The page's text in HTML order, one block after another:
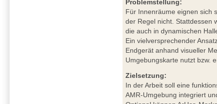
Problemstellung:
Für Innenräume eignen sich
der Regel nicht. Stattdessen
die auch in dynamischen
Ein vielversprechender
Endgerät anhand visueller
Umgebungskarte nutzt bzw.
Zielsetzung:
In der Arbeit soll eine
AMR-Umgebung integriert